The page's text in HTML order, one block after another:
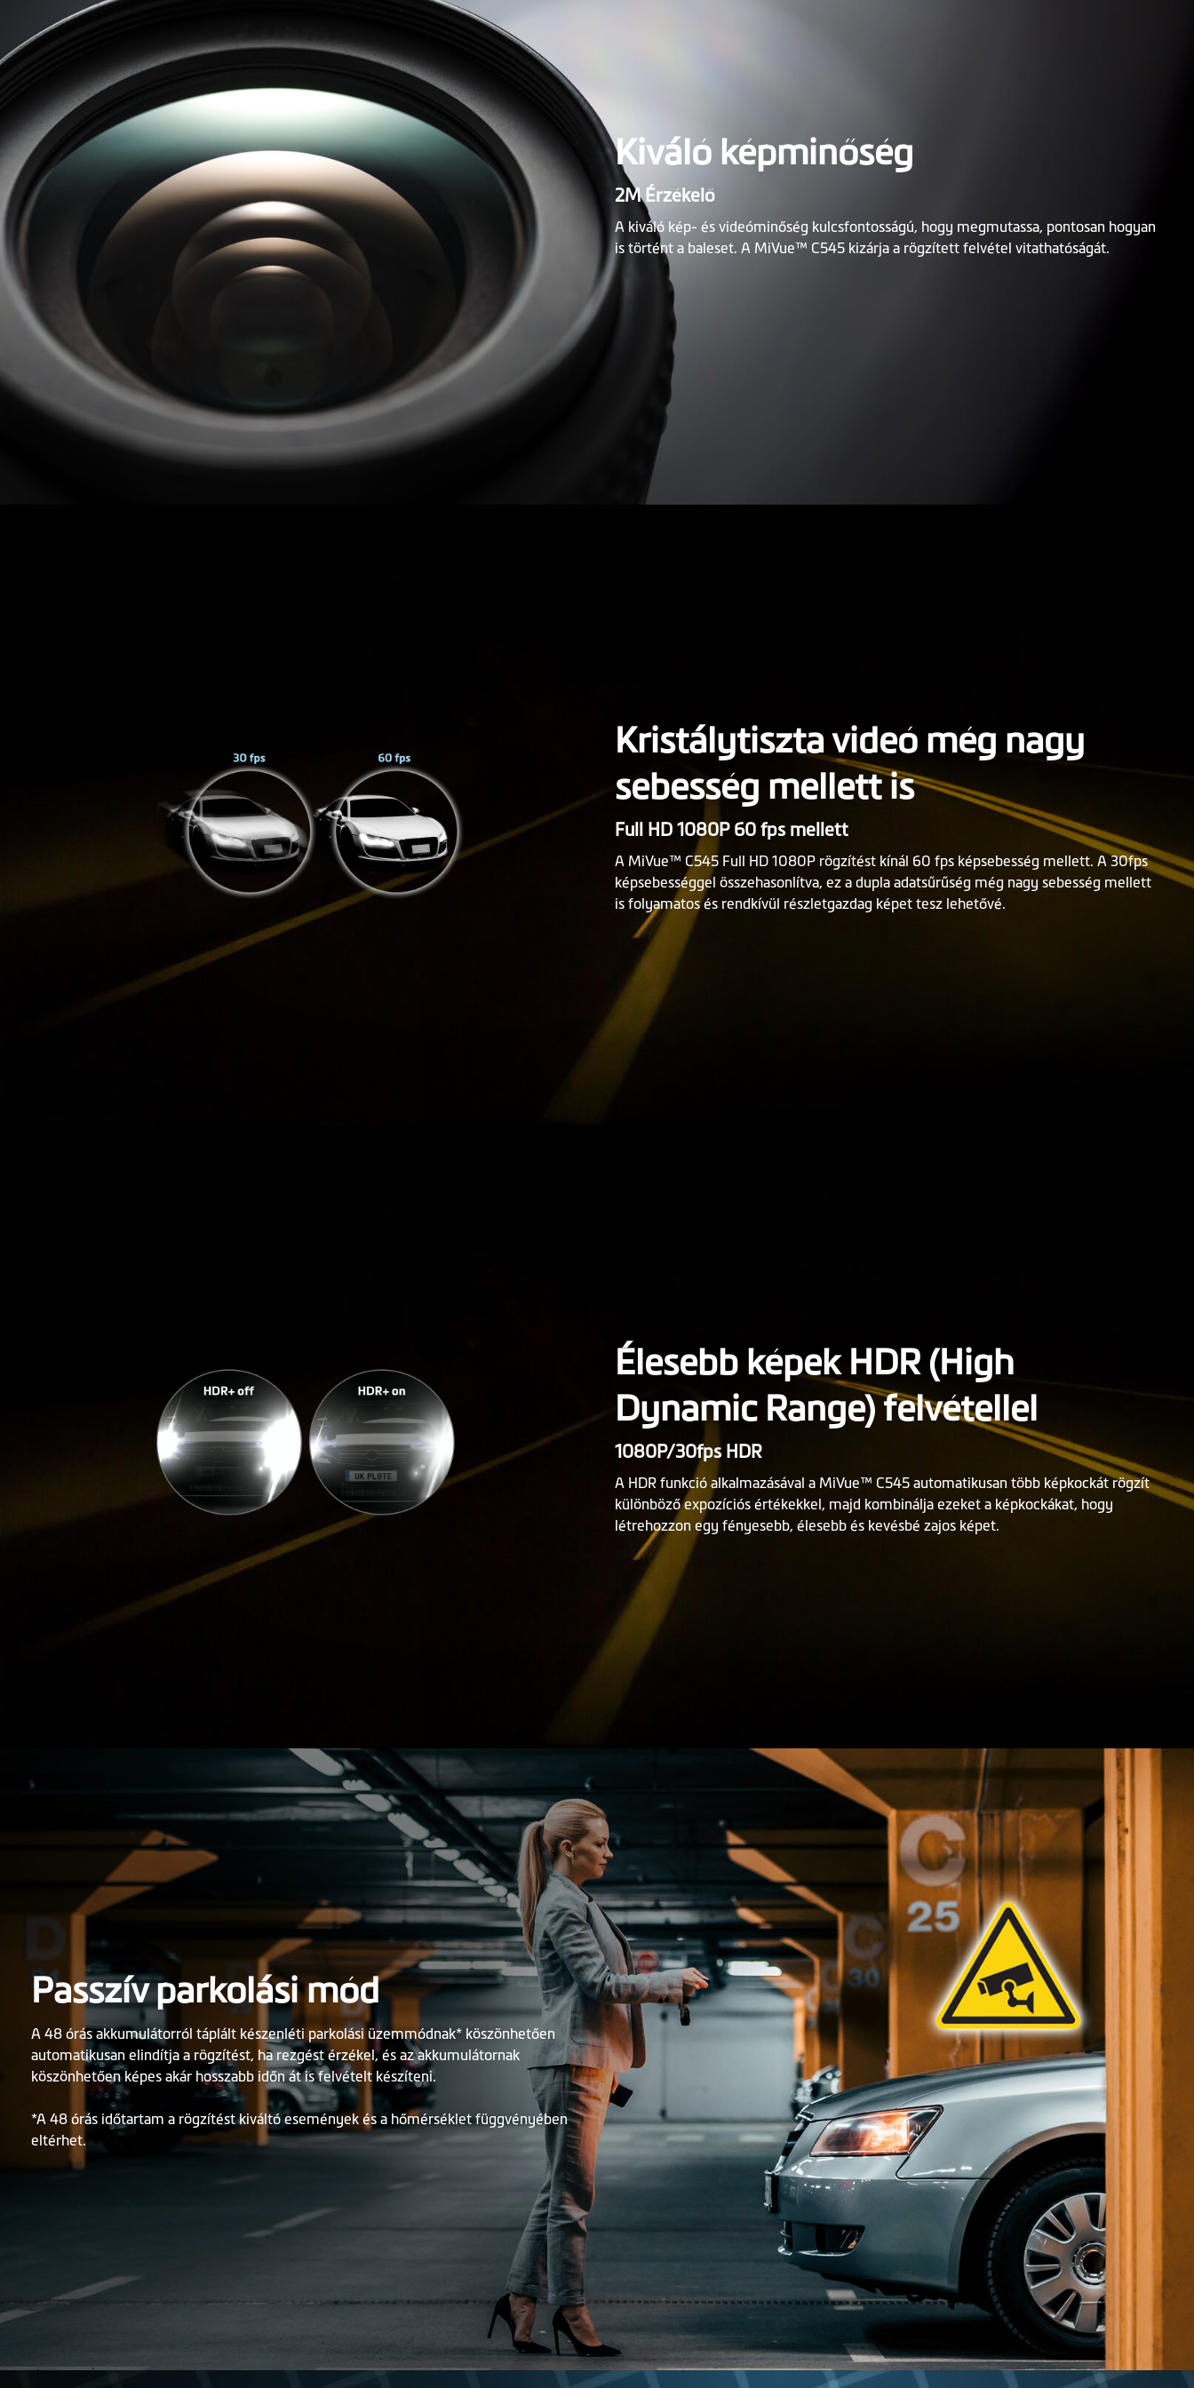
Kiváló képminőség
2M Érzékelő
A kiváló kép- és videóminőség kulcsfontosságú, hogy megmutassa, pontosan hogyan
is történt a baleset. A MiVue™ C545 kizárja a rögzített felvétel vitathatóságát.
Kristálytiszta videó még nagy
sebesség mellett is
Full HD 1080P 60 fps mellett
A MiVue™ C545 Full HD 1080P rögzítést kínál 60 fps képsebesség mellett. A 30fps
képsebességgel összehasonlítva, ez a dupla adatsűrűség még nagy sebesség mellett
is folyamatos és rendkívül részletgazdag képet tesz lehetővé.
Élesebb képek HDR (High
Dynamic Range) felvétellel
1080P/30fps HDR
A HDR funkció alkalmazásával a MiVue™ C545 automatikusan több képkockát rögzít
különböző expozíciós értékekkel, majd kombinálja ezeket a képkockákat, hogy
létrehozzon egy fényesebb, élesebb és kevésbé zajos képet.
Passzív parkolási mód
A 48 órás akkumulátorról táplált készenléti parkolási üzemmódnak* köszönhetően
automatikusan elindítja a rögzítést, ha rezgést érzékel, és az akkumulátornak
köszönhetően képes akár hosszabb időn át is felvételt készíteni.
*A 48 órás időtartam a rögzítést kiváltó események és a hőmérséklet függvényében
eltérhet.